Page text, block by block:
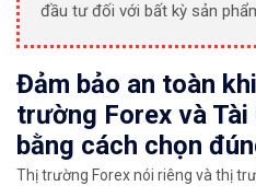
đầu tư đối với bất kỳ sản
Đảm bảo an toàn
trường Forex và Tài
bằng cách chọn
Thị trường Forex nói riêng và thị